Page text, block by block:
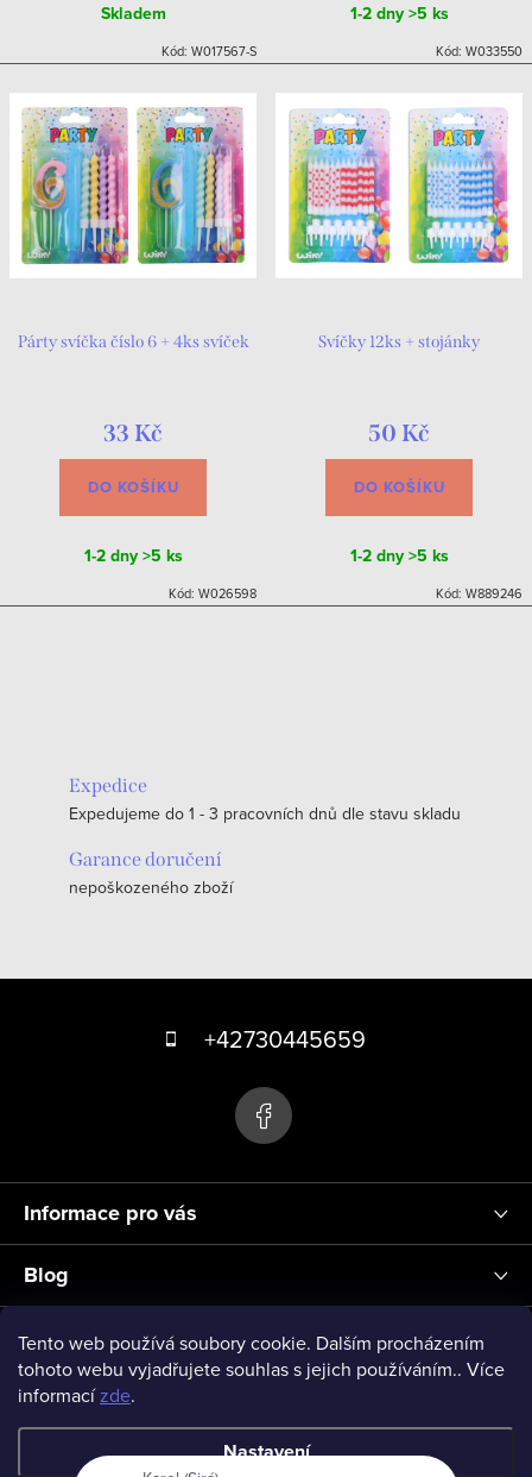
Tento web používá soubory cookie. Dalším procházením
tohoto webu vyjadřujete souhlas s jejich používáním.. Více
informacízde.
Nastavení
Skladem
Kód: W017567-S
1-2 dny >5 ks
Kód: W033550
Párty svíčka číslo 6 + 4ks svíček
33 Kč
DO KOŠÍKU
1-2 dny >5 ks
Kód: W026598
Svíčky 12ks + stojánky
50 Kč
DO KOŠÍKU
1-2 dny >5 ks
Kód: W889246
Expedice
Expedujeme do 1 - 3 pracovních dnů dle stavu skladu
Garance doručení
nepoškozeného zboží
í
+42730445659
Informace pro vás
Blog
Přihlášení